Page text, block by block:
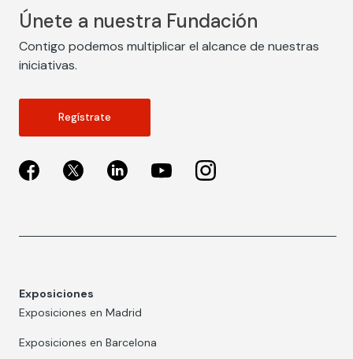
Únete a nuestra Fundación
Contigo podemos multiplicar el alcance de nuestras
iniciativas.
Regístrate
Exposiciones
Exposiciones en Madrid
Exposiciones en Barcelona